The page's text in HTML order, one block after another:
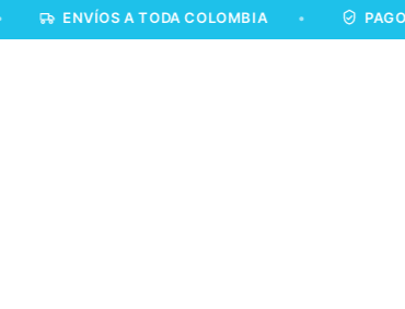
ENVÍOS A TODA COLOMBIA • PAGO 100%